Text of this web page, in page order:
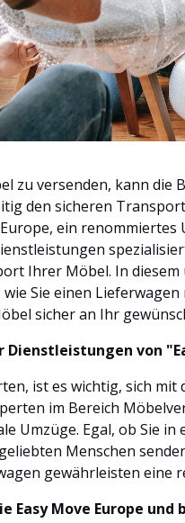
zu versenden, kann die
den sicheren
ein
Ihrer Möbel. In diesem
Sie einen
sicher an Ihr
von
ist es wichtig, sich
im Bereich
Umzüge. Egal, ob Sie
Menschen
gewährleisten eine
Easy Move Europe